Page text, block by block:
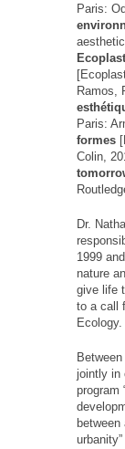
Paris:
Ramos,
Paris:
formes
Colin,
Dr.
1999
nature
give life
to a call
Ecology.
jointly in
program
between